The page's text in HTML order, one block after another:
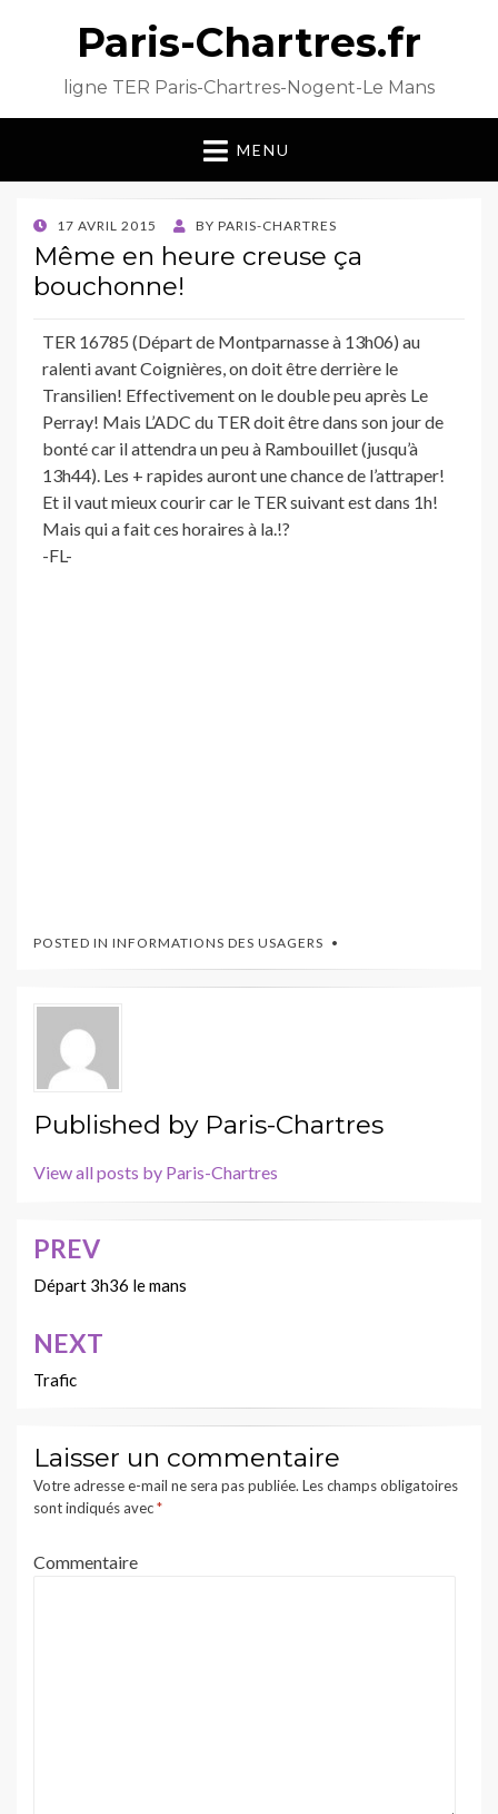
Paris-Chartres.fr
ligne TER Paris-Chartres-Nogent-Le Mans
MENU
POSTED
ON
17 AVRIL 2015 BY PARIS-CHARTRES
Même en heure creuse ça
bouchonne!
TER 16785 (Départ de Montparnasse à 13h06) au
ralenti avant Coignières, on doit être derrière le
Transilien! Effectivement on le double peu après Le
Perray! Mais L’ADC du TER doit être dans son jour de
bonté car il attendra un peu à Rambouillet (jusqu’à
13h44). Les + rapides auront une chance de l’attraper!
Et il vaut mieux courir car le TER suivant est dans 1h!
Mais qui a fait ces horaires à la.!?
-FL-
POSTED IN INFORMATIONS DES USAGERS
Published by Paris-Chartres
View all posts by Paris-Chartres
Navigation
de
l’article
PREV
Départ 3h36 le mans
NEXT
Trafic
Laisser un commentaire
Votre adresse e-mail ne sera pas publiée. Les champs obligatoires
sont indiqués avec*
Commentaire